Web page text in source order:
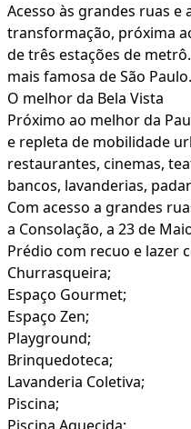
Acesso às grandes ruas e
transformação, próxima
de três estações de
mais famosa de São Paulo.
O melhor da Bela Vista
Próximo ao melhor da
e repleta de mobilidade
restaurantes, cinemas,
bancos, lavanderias,
Com acesso a grandes
a Consolação, a 23 de
Prédio com recuo e lazer
Churrasqueira;
Espaço Gourmet;
Espaço Zen;
Playground;
Brinquedoteca;
Lavanderia Coletiva;
Piscina;